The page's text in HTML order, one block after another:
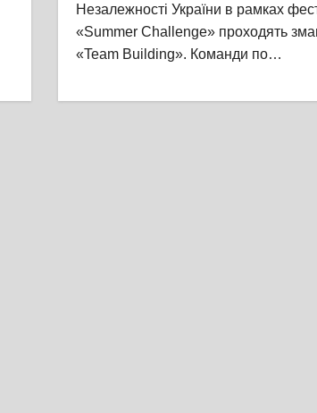
Незалежності України в рамках
«Summer Challenge» проходять
«Team Building». Команди по…